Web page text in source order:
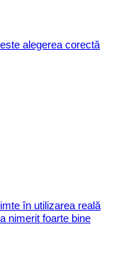
alegerea corectă
în utilizarea reală
nimerit foarte bine